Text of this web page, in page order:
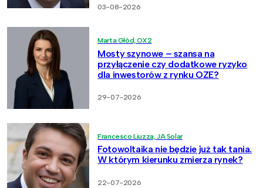
03-08-2026
Marta Głód, OX2
Mosty szynowe – szansa na
przyłączenie czy dodatkowe ryzyko
dla inwestorów z rynku OZE?
29-07-2026
Francesco Liuzza, JA Solar
Fotowoltaika nie będzie już tak tania.
W którym kierunku zmierza rynek?
22-07-2026